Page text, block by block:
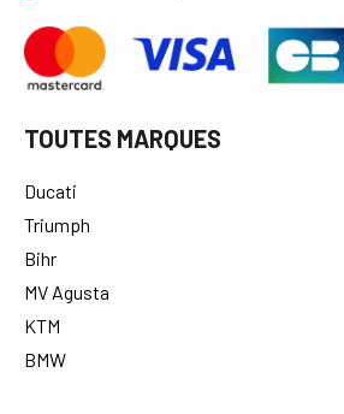
TOUTES MARQUES
Ducati
Triumph
Bihr
MV Agusta
KTM
BMW